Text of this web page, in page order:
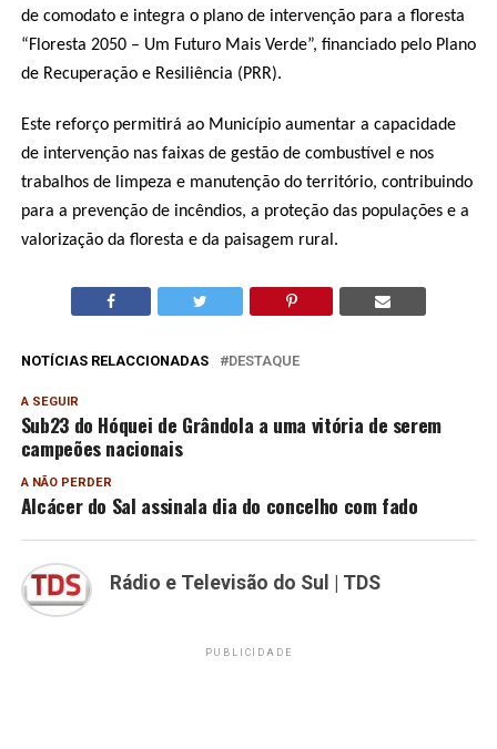
de comodato e integra o plano de intervenção para a floresta
“Floresta 2050 – Um Futuro Mais Verde”, financiado pelo Plano
de Recuperação e Resiliência (PRR).
Este reforço permitirá ao Município aumentar a capacidade
de intervenção nas faixas de gestão de combustível e nos
trabalhos de limpeza e manutenção do território, contribuindo
para a prevenção de incêndios, a proteção das populações e a
valorização da floresta e da paisagem rural.
NOTÍCIAS RELACCIONADAS DESTAQUE
A SEGUIR
Sub23 do Hóquei de Grândola a uma vitória de serem
campeões nacionais
A NÃO PERDER
Alcácer do Sal assinala dia do concelho com fado
Rádio e Televisão do Sul | TDS
PUBLICIDADE